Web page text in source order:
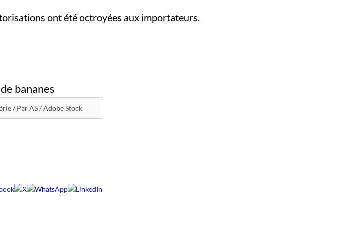
ont été octroyées aux importateurs.
/ Par AS / Adobe Stock